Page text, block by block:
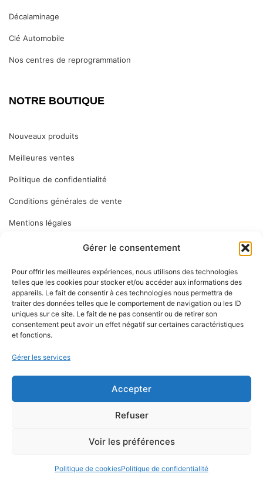
Gérer le consentement
Pour offrir les meilleures expériences, nous utilisons des technologies
telles que les cookies pour stocker et/ou accéder aux informations des
appareils. Le fait de consentir à ces technologies nous permettra de
traiter des données telles que le comportement de navigation ou les ID
uniques sur ce site. Le fait de ne pas consentir ou de retirer son
consentement peut avoir un effet négatif sur certaines caractéristiques
et fonctions.
Gérer les services
Accepter
Refuser
Voir les préférences
Politique de cookiesPolitique de confidentialité
Décalaminage
Clé Automobile
Nos centres de reprogrammation
NOTRE BOUTIQUE
Nouveaux produits
Meilleures ventes
Politique de confidentialité
Conditions générales de vente
Mentions légales
Inscrivez-vous à notre newsletter pour vous tenir informé des
dernières nouveautés : nos services en magasin, nouveaux
produits…